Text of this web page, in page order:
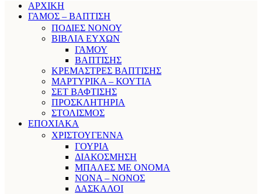
ΑΡΧΙΚΗ
ΓΑΜΟΣ – ΒΑΠΤΙΣΗ
ΠΟΔΙΕΣ ΝΟΝΟΥ
ΒΙΒΛΙΑ ΕΥΧΩΝ
ΓΑΜΟΥ
ΒΑΠΤΙΣΗΣ
ΚΡΕΜΑΣΤΡΕΣ ΒΑΠΤΙΣΗΣ
ΜΑΡΤΥΡΙΚΑ – ΚΟΥΤΙΑ
ΣΕΤ ΒΑΦΤΙΣΗΣ
ΠΡΟΣΚΛΗΤΗΡΙΑ
ΣΤΟΛΙΣΜΟΣ
ΕΠΟΧΙΑΚΑ
ΧΡΙΣΤΟΥΓΕΝΝΑ
ΓΟΥΡΙΑ
ΔΙΑΚΟΣΜΗΣΗ
ΜΠΑΛΕΣ ΜΕ ΟΝΟΜΑ
ΝΟΝΑ – ΝΟΝΟΣ
ΔΑΣΚΑΛΟΙ